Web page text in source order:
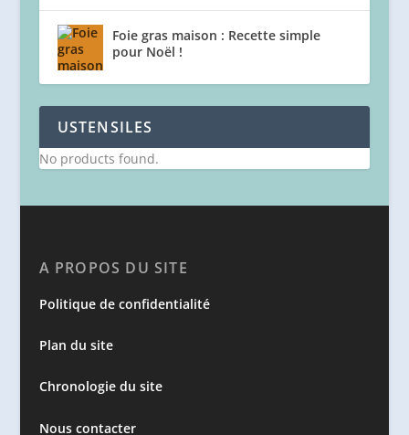
Foie gras maison : Recette simple
pour Noël !
USTENSILES
No products found.
A PROPOS DU SITE
Politique de confidentialité
Plan du site
Chronologie du site
Nous contacter